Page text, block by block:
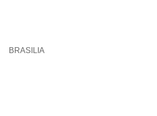
BRASILIA